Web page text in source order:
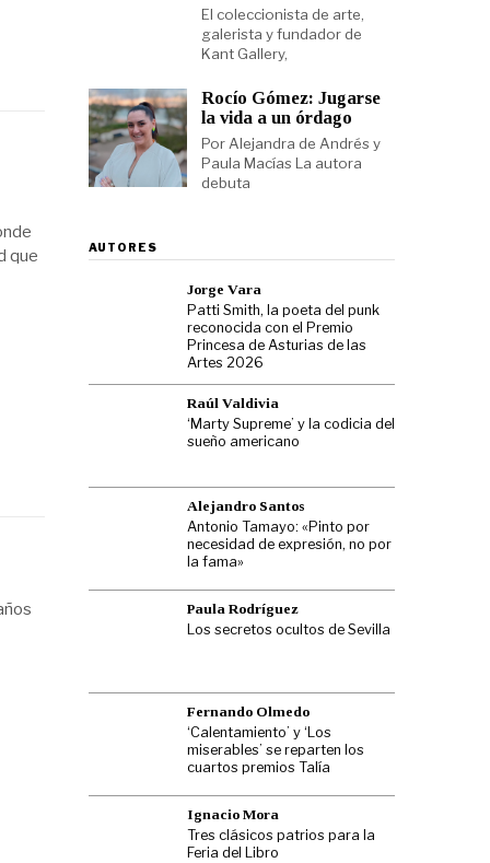
que
El coleccionista de arte,
galerista y fundador de
Kant Gallery,
Rocío Gómez: Jugarse
la vida a un órdago
Por Alejandra de Andrés y
Paula Macías La autora
debuta
AUTORES
Jorge Vara
Patti Smith, la poeta del punk
reconocida con el Premio
Princesa de Asturias de las
Artes 2026
Raúl Valdivia
‘Marty Supreme’ y la codicia del
sueño americano
Alejandro Santos
Antonio Tamayo: «Pinto por
necesidad de expresión, no por
la fama»
Paula Rodríguez
Los secretos ocultos de Sevilla
Fernando Olmedo
‘Calentamiento’ y ‘Los
miserables’ se reparten los
cuartos premios Talía
Ignacio Mora
Tres clásicos patrios para la
Feria del Libro